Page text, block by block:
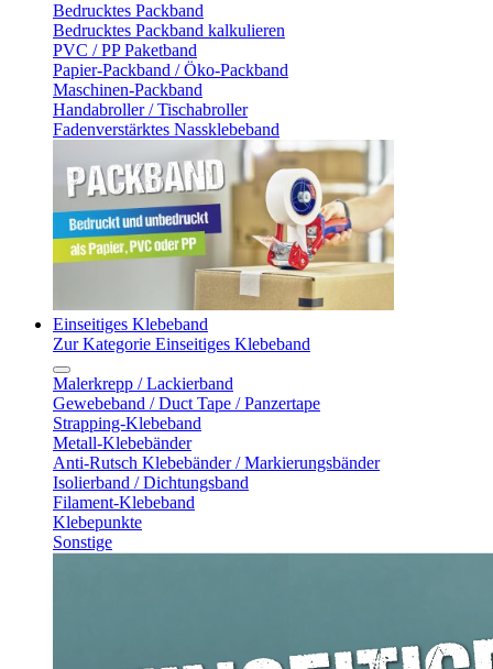
Bedrucktes Packband
Bedrucktes Packband kalkulieren
PVC / PP Paketband
Papier-Packband / Öko-Packband
Maschinen-Packband
Handabroller / Tischabroller
Fadenverstärktes Nassklebeband
Einseitiges Klebeband
Zur Kategorie Einseitiges Klebeband
Malerkrepp / Lackierband
Gewebeband / Duct Tape / Panzertape
Strapping-Klebeband
Metall-Klebebänder
Anti-Rutsch Klebebänder / Markierungsbänder
Isolierband / Dichtungsband
Filament-Klebeband
Klebepunkte
Sonstige